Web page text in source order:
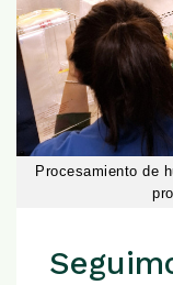
Procesamiento de